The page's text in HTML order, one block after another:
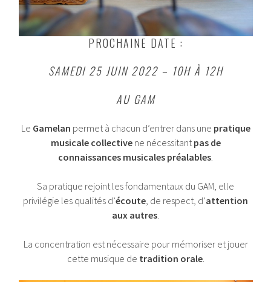
PROCHAINE DATE :
SAMEDI 25 JUIN 2022 – 10H À 12H
AU GAM
Le Gamelan permet à chacun d’entrer dans une pratique
musicale collectivene nécessitant pas de
connaissances musicales préalables
Sa pratique rejoint les fondamentaux du GAM, elle
privilégie les qualités d’écoute , de respect, d’attention
aux autres
La concentration est nécessaire pour mémoriser et jouer
cette musique de tradition orale.